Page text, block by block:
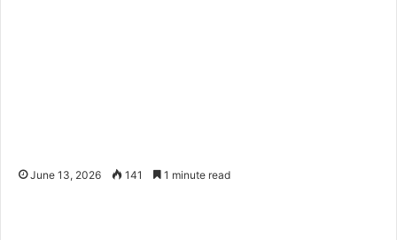
June 13, 2026 141 1 minute read